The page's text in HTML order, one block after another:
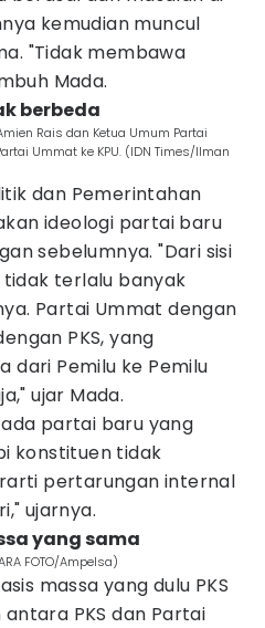
kemudian muncul
"Tidak membawa
Mada.
berbeda
Rais dan Ketua Umum Partai
Ummat ke KPU. (IDN Times/Ilman
dan Pemerintahan
ideologi partai baru
sebelumnya. "Dari sisi
terlalu banyak
Partai Ummat dengan
PKS, yang
dari Pemilu ke Pemilu
ujar Mada.
partai baru yang
konstituen tidak
pertarungan internal
ujarnya.
yang sama
FOTO/Ampelsa)
massa yang dulu PKS
PKS dan Partai